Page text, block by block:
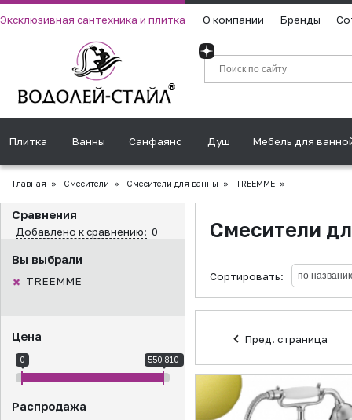
Эксклюзивная сантехника и плитка О компании Бренды
Плитка Ванны Санфаянс Душ Мебель для
Главная » Смесители » Смесители для ванны » TREEMME »
Сравнения
Добавлено к сравнению: 0
Вы выбрали
TREEMME
Цена
0 550 810
Распродажа
Смесители
Сортировать:
Пред. страница